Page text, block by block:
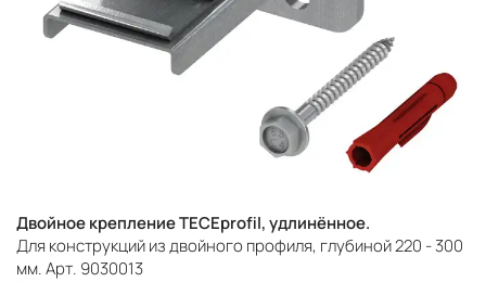
Двойное крепление TECEprofil, удлинённое.
Для конструкций из двойного профиля, глубиной 220 - 300
мм. Арт. 9030013